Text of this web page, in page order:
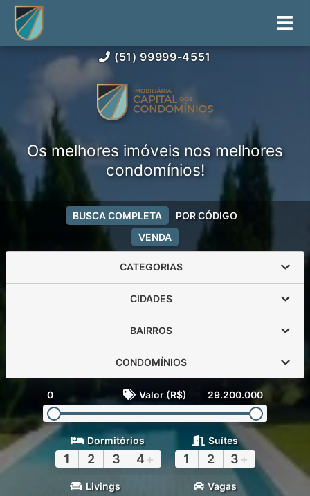
(51) 99999-4551
Os melhores imóveis nos melhores
condomínios!
VENDA
BUSCA COMPLETA POR CÓDIGO
CATEGORIAS
CIDADES
BAIRROS
CONDOMÍNIOS
0 Valor (R$) 29.200.000
Dormitórios
1 2 3 4 +
Suítes
1 2 3 +
Livings Vagas